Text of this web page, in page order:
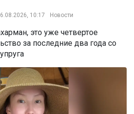
10:17 Новости
это уже четвертое
за последние два года со